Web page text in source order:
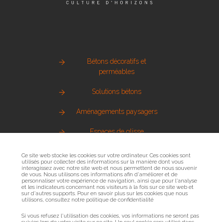
Bétons décoratifs et
perméables
Solutions bétons
Aménagements paysagers
Espaces de glisse
Métallerie urbaine
Sols sportifs
Ce site web stocke les cookies sur votre ordinateur. Ces cookies sont
utilisés pour collecter des informations sur la manière dont vous
interagissez avec notre site web et nous permettent de nous souvenir
de vous. Nous utilisons ces informations afin d'améliorer et de
personnaliser votre expérience de navigation, ainsi que pour l'analyse
et les indicateurs concernant nos visiteurs à la fois sur ce site web et
sur d'autres supports. Pour en savoir plus sur les cookies que nous
utilisons, consultez notre politique de confidentialité
Si vous refusez l'utilisation des cookies, vos informations ne seront pas